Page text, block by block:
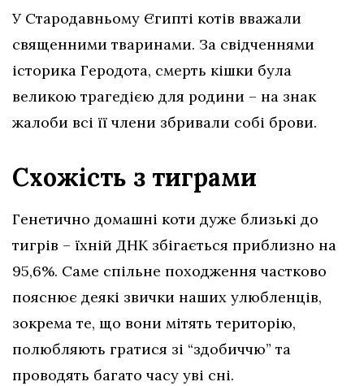
У Стародавньому Єгипті котів вважали
священними тваринами. За свідченнями
історика Геродота, смерть кішки була
великою трагедією для родини – на знак
жалоби всі її члени збривали собі брови.
Схожість з тиграми
Генетично домашні коти дуже близькі до
тигрів – їхній ДНК збігається приблизно на
95,6%. Саме спільне походження частково
пояснює деякі звички наших улюбленців,
зокрема те, що вони мітять територію,
полюбляють гратися зі “здобиччю” та
проводять багато часу уві сні.